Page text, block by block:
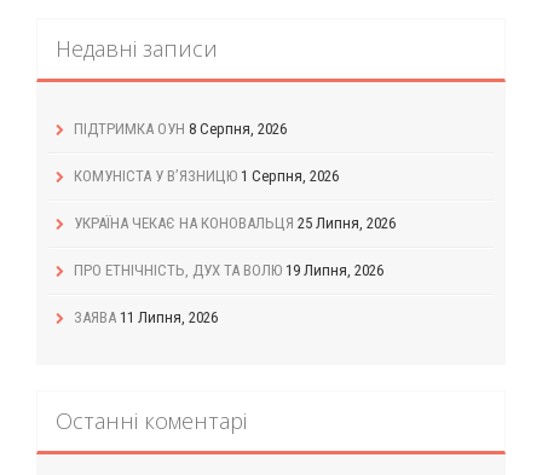
Недавні записи
ПІДТРИМКА ОУН 8 Серпня, 2026
КОМУНІСТА У В’ЯЗНИЦЮ 1 Серпня, 2026
УКРАЇНА ЧЕКАЄ НА КОНОВАЛЬЦЯ 25 Липня, 2026
ПРО ЕТНІЧНІСТЬ, ДУХ ТА ВОЛЮ 19 Липня, 2026
ЗАЯВА 11 Липня, 2026
Останні коментарі